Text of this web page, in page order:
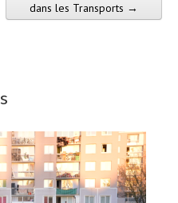
dans les Transports →